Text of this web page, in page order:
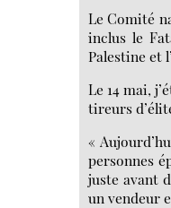
Le Comité
inclus le
Palestine et
Le 14 mai,
tireurs
«
personnes
juste avant
un vendeur